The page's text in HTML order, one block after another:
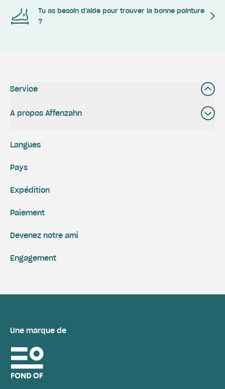
Tu as besoin d'aide pour trouver la bonne pointure
?
Service
A propos Affenzahn
Expédition
Paiement
Engagement
Devenez notre ami
Langues
Pays
Une marque de